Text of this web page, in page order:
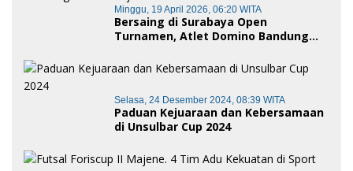
Minggu, 19 April 2026, 06:20 WITA
Bersaing di Surabaya Open
Turnamen, Atlet Domino Bandung
Selasa, 24 Desember 2024, 08:39 WITA
Paduan Kejuaraan dan Kebersamaan
di Unsulbar Cup 2024